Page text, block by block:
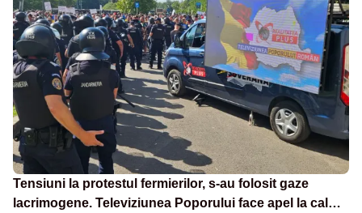
Tensiuni la protestul fermierilor, s-au folosit gaze
lacrimogene. Televiziunea Poporului face apel la calm